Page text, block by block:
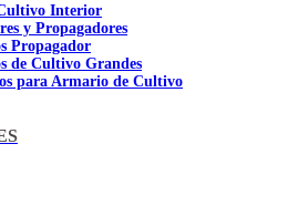
Interior
y Propagadores
Propagador
de Cultivo Grandes
para Armario de Cultivo